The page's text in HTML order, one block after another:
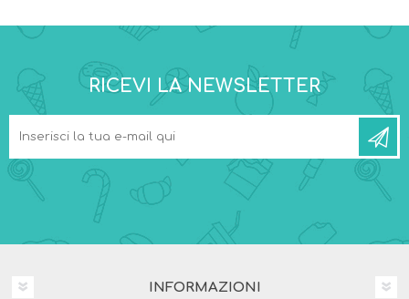
RICEVI LA NEWSLETTER
INFORMAZIONI